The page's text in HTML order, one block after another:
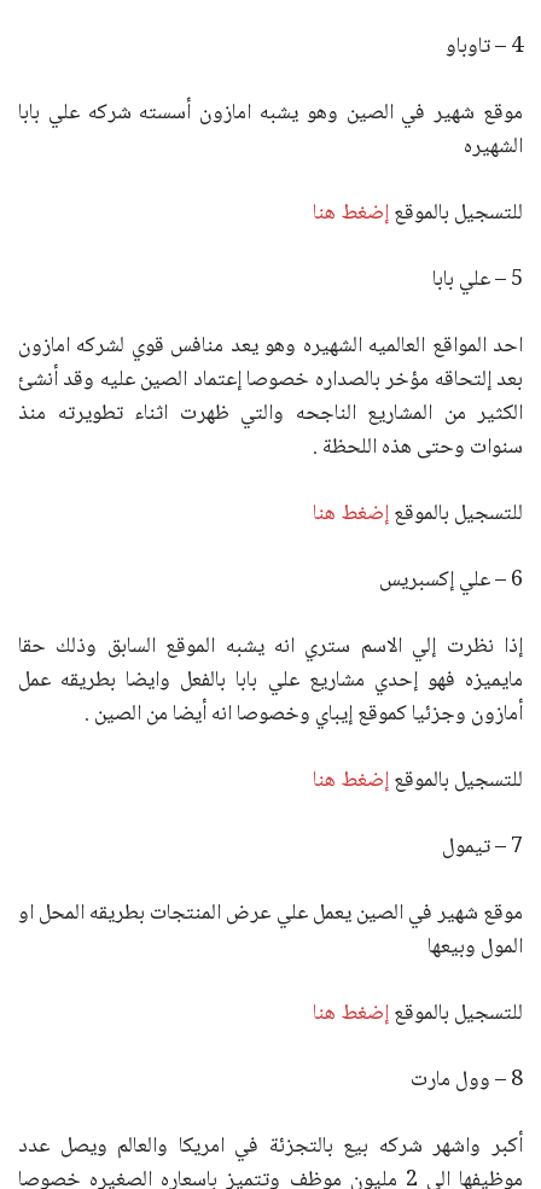
4 – تاوباو
موقع شهير في الصين وهو يشبه امازون أسسته شركه علي بابا
الشهيره
للتسجيل بالموقعإضغط هنا
5 – علي بابا
احد المواقع العالميه الشهيره وهو يعد منافس قوي لشركه امازون
بعد إلتحاقه مؤخر بالصداره خصوصا إعتماد الصين عليه وقد أنشئ
الكثير من المشاريع الناجحه والتي ظهرت اثناء تطويرته منذ
سنوات وحتى هذه اللحظة .
للتسجيل بالموقعإضغط هنا
6 – علي إكسبريس
إذا نظرت إلي الاسم ستري انه يشبه الموقع السابق وذلك حقا
مايميزه فهو إحدي مشاريع علي بابا بالفعل وايضا بطريقه عمل
أمازون وجزئيا كموقع إيباي وخصوصا انه أيضا من الصين .
للتسجيل بالموقعإضغط هنا
7 – تيمول
موقع شهير في الصين يعمل علي عرض المنتجات بطريقه المحل او
المول وبيعها
للتسجيل بالموقعإضغط هنا
8 – وول مارت
أكبر واشهر شركه بيع بالتجزئة في امريكا والعالم ويصل عدد
موظيفها الي 2 مليون موظف وتتميز باسعاره الصغيره خصوصا